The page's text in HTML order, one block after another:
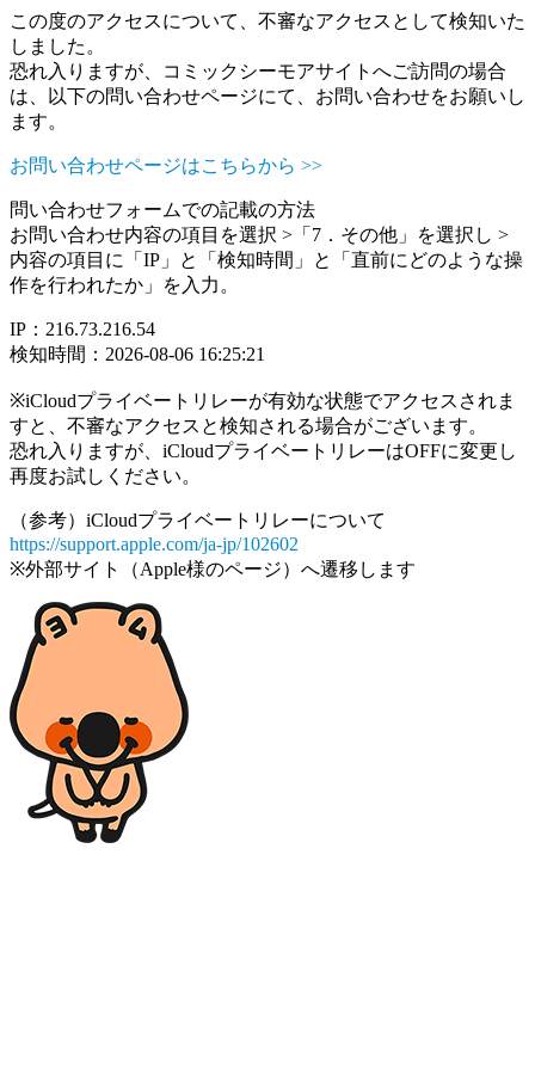
この度のアクセスについて、不審なアクセスとして検知いた
しました。
恐れ入りますが、コミックシーモアサイトへご訪問の場合
は、以下の問い合わせページにて、お問い合わせをお願いし
ます。
お問い合わせページはこちらから >>
問い合わせフォームでの記載の方法
お問い合わせ内容の項目を選択 >「7．その他」を選択し >
内容の項目に「IP」と「検知時間」と「直前にどのような操
作を行われたか」を入力。
IP：216.73.216.54
検知時間：2026-08-06 16:25:21
※iCloudプライベートリレーが有効な状態でアクセスされま
すと、不審なアクセスと検知される場合がございます。
恐れ入りますが、iCloudプライベートリレーはOFFに変更し
再度お試しください。
（参考）iCloudプライベートリレーについて
https://support.apple.com/ja-jp/102602
※外部サイト（Apple様のページ）へ遷移します